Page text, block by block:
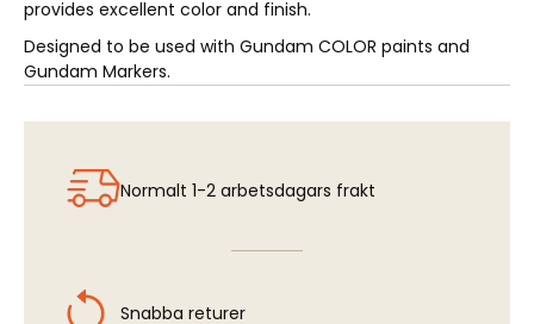
provides excellent color and finish.
Designed to be used with Gundam COLOR paints and
Gundam Markers.
Normalt 1-2 arbetsdagars frakt
Snabba returer